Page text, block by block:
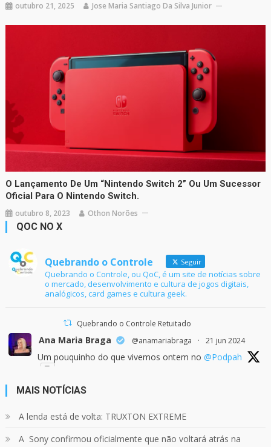
outubro 21, 2025 Jose Maria Santiago Da Silva Junior
O Lançamento De Um “Nintendo Switch 2” Ou Um Sucessor
Oficial Para O Nintendo Switch.
outubro 8, 2023 Othon Norões
QOC NO X
Quebrando o Controle Seguir
Quebrando o Controle, ou QoC, é um site de notícias sobre
o mercado, desenvolvimento e cultura de jogos digitais,
analógicos, card games e cultura geek.
Quebrando o Controle Retuitado
Ana Maria Braga @anamariabraga · 21 jun 2024
Um pouquinho do que vivemos ontem no @Podpah
Quebrando o Controle @qocoficial · 11 jun 2024
MAIS NOTÍCIAS
A lenda está de volta: TRUXTON EXTREME
A Sony confirmou oficialmente que não voltará atrás na